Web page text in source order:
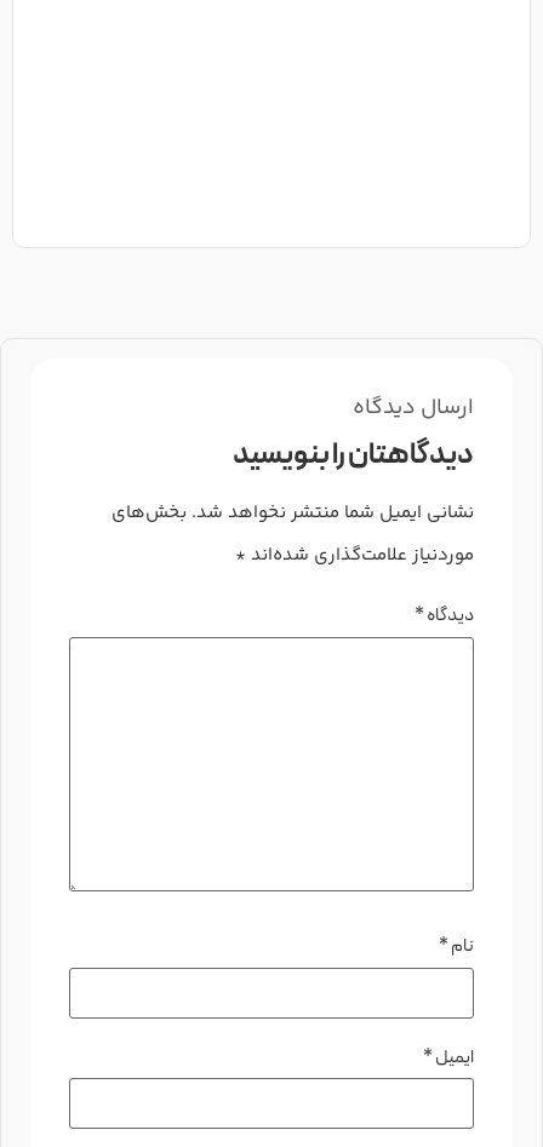
ارسال دیدگاه
دیدگاهتان را بنویسید
نشانی ایمیل شما منتشر نخواهد شد. بخش‌های
موردنیاز علامت‌گذاری شده‌اند *
دیدگاه*
نام*
ایمیل*